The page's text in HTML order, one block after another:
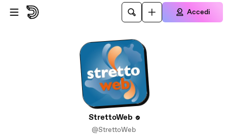
Passa al contenuto principale
Accedi
StrettoWeb
@StrettoWeb